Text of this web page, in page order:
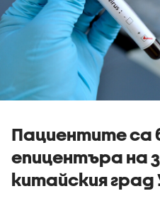
Пациентите са
епицентъра на
китайския град